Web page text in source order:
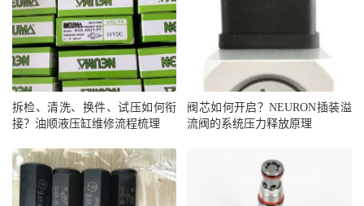
拆检、清洗、换件、试压如何衔
接？油顺液压缸维修流程梳理
阀芯如何开启？NEURON插装溢
流阀的系统压力释放原理